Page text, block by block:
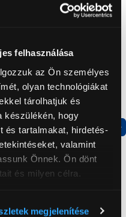
felhasználása
az Ön személyes
olyan technológiákat
tárolhatjuk és
készülékén, hogy
és tartalmakat, hirdetés-
valamint
Önnek. Ön dönt
és milyen célra.
megjelenítése
Termék adatlap
hűtőszekrény